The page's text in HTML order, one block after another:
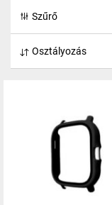
Szűrő
Osztályozás